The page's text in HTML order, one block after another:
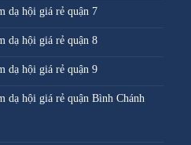
dạ hội giá rẻ quận 7
dạ hội giá rẻ quận 8
dạ hội giá rẻ quận 9
dạ hội giá rẻ quận Bình Chánh